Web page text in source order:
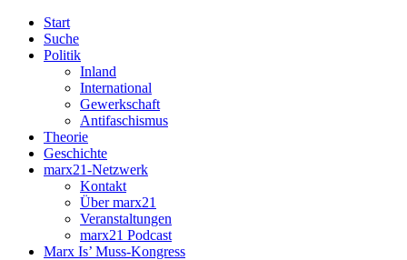
Start
Suche
Politik
Inland
International
Gewerkschaft
Antifaschismus
Theorie
Geschichte
marx21-Netzwerk
Kontakt
Über marx21
Veranstaltungen
marx21 Podcast
Marx Is’ Muss-Kongress